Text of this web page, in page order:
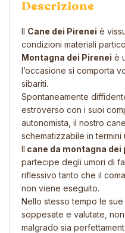
Descrizione
Il Cane dei Pirenei è
condizioni materiali
Montagna dei Pirenei è
l’occasione si comporta
sibariti.
Spontaneamente
estroverso con i suoi
autonomista, il nostro
schematizzabile in termini
Il cane da montagna dei
partecipe degli umori di
riflessivo tanto che il
non viene eseguito.
Nello stesso tempo le
soppesate e valutate,
malgrado sia